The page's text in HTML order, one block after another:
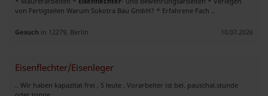
von Fertigteilen Warum Sokotra Bau GmbH? * Erfahrene Fach ..
Gesuch in 12279, Berlin 10.07.2026
Eisenflechter/Eisenleger
.. Wir haben kapazitat frei , 5 leute . Vorarbeiter ist bei. pauschal.stunde